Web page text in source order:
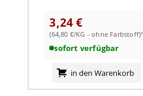
6,8g
3,24 €
(64,80 €/KG - ohne Farbstoff)¹
sofort verfügbar
in den Warenkorb